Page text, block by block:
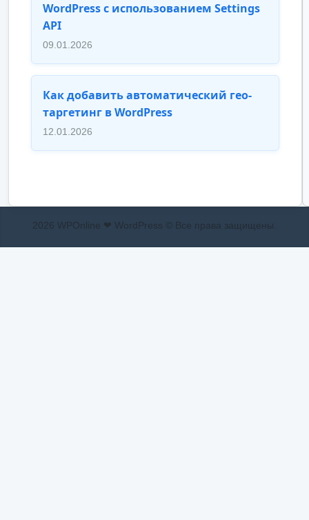
WordPress с использованием Settings
API
09.01.2026
Как добавить автоматический гео-
таргетинг в WordPress
12.01.2026
2026 WPOnline ❤ WordPress © Все права защищены.